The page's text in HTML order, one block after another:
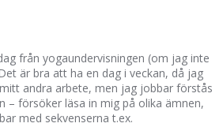
från yogaundervisningen (om jag inte
är bra att ha en dag i veckan, då jag
andra arbete, men jag jobbar förstås
– försöker läsa in mig på olika ämnen,
med sekvenserna t.ex.